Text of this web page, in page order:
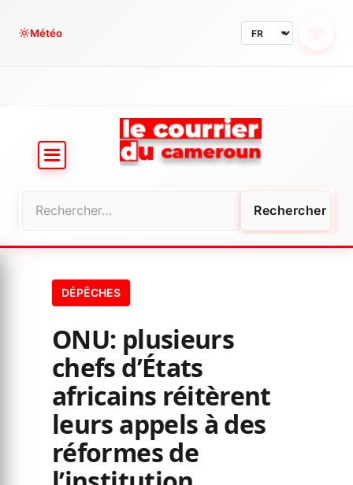
Météo
DÉPÊCHES
ONU: plusieurs
chefs d’États
africains réitèrent
leurs appels à des
réformes de